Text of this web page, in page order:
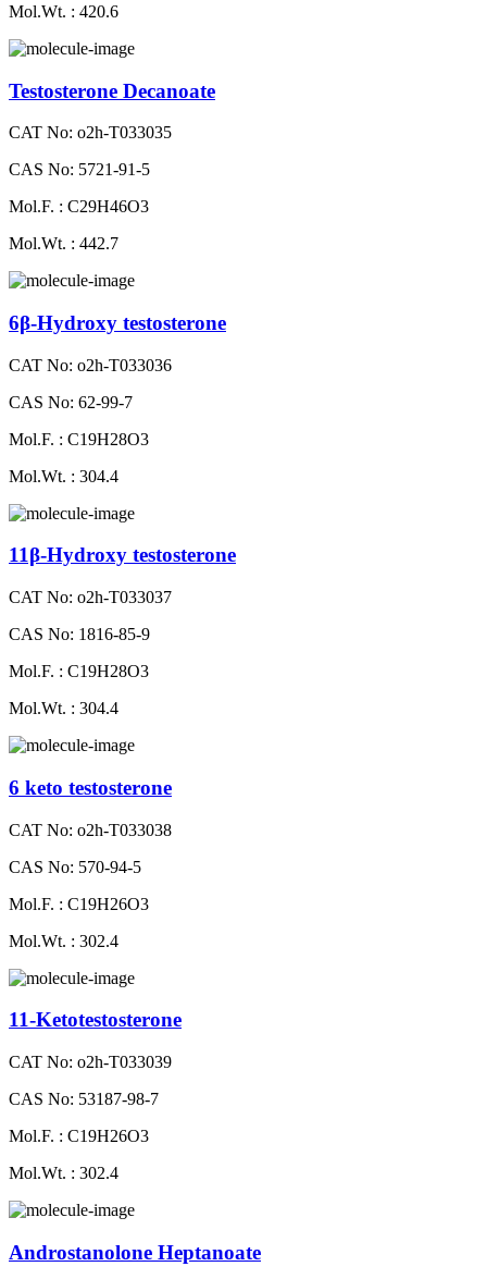
Mol.Wt. : 420.6
Testosterone Decanoate
CAT No: o2h-T033035
CAS No: 5721-91-5
Mol.F. : C29H46O3
Mol.Wt. : 442.7
6β-Hydroxy testosterone
CAT No: o2h-T033036
CAS No: 62-99-7
Mol.F. : C19H28O3
Mol.Wt. : 304.4
11β-Hydroxy testosterone
CAT No: o2h-T033037
CAS No: 1816-85-9
Mol.F. : C19H28O3
Mol.Wt. : 304.4
6 keto testosterone
CAT No: o2h-T033038
CAS No: 570-94-5
Mol.F. : C19H26O3
Mol.Wt. : 302.4
11-Ketotestosterone
CAT No: o2h-T033039
CAS No: 53187-98-7
Mol.F. : C19H26O3
Mol.Wt. : 302.4
Androstanolone Heptanoate